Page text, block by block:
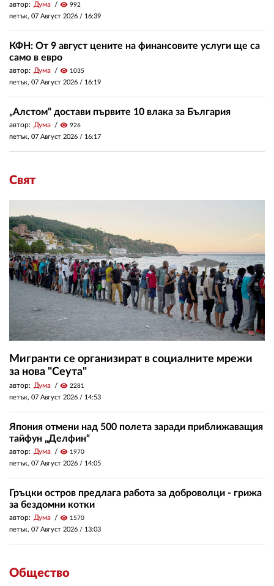
автор: Дума visibility 992
петък, 07 Август 2026 / 16:39
КФН: От 9 август цените на финансовите услуги ще са
само в евро
автор: Дума visibility 1035
петък, 07 Август 2026 / 16:19
„Алстом“ достави първите 10 влака за България
автор: Дума visibility 926
петък, 07 Август 2026 / 16:17
Свят
Мигранти се организират в социалните мрежи
за нова "Сеута"
автор: Дума visibility 2281
петък, 07 Август 2026 / 14:53
Япония отмени над 500 полета заради приближаващия
тайфун „Делфин“
автор: Дума visibility 1970
петък, 07 Август 2026 / 14:05
Гръцки остров предлага работа за доброволци - грижа
за бездомни котки
автор: Дума visibility 1570
петък, 07 Август 2026 / 13:03
Общество